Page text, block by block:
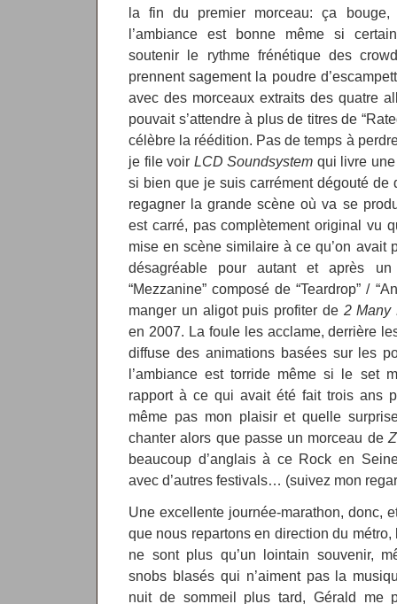
la fin du premier morceau: ça
l’ambiance est bonne même si
soutenir le rythme frénétique des
prennent sagement la poudre
avec des morceaux extraits des quatre
pouvait s’attendre à plus de titres de
célèbre la réédition. Pas de temps à
je file voir LCD Soundsystem qui livre
si bien que je suis carrément dégouté de
regagner la grande scène où va se
est carré, pas complètement original vu
mise en scène similaire à ce qu’on avait
désagréable pour autant et après
“Mezzanine” composé de “Teardrop” /
manger un aligot puis profiter de 2 Many
en 2007. La foule les acclame, derrière
diffuse des animations basées sur les
l’ambiance est torride même si le set
rapport à ce qui avait été fait trois ans
même pas mon plaisir et quelle
chanter alors que passe un morceau de
beaucoup d’anglais à ce Rock en
avec d’autres festivals… (suivez mon
Une excellente journée-marathon, donc,
que nous repartons en direction du
ne sont plus qu’un lointain souvenir,
snobs blasés qui n’aiment pas la
nuit de sommeil plus tard, Gérald me